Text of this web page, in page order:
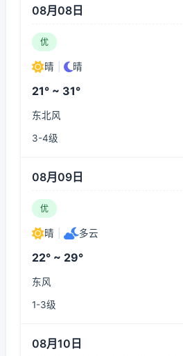
08月08日
优
晴 晴
21° ~ 31°
东北风
3-4级
08月09日
优
晴 多云
22° ~ 29°
东风
1-3级
08月10日